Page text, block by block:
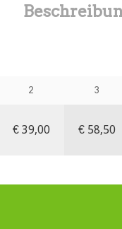
2 3
€39,00 €58,50